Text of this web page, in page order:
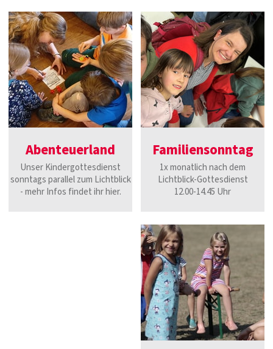
Abenteuerland
Unser Kindergottesdienst
sonntags parallel zum Lichtblick
- mehr Infos findet ihr hier.
Familiensonntag
1x monatlich nach dem
Lichtblick-Gottesdienst
12.00-14.45 Uhr